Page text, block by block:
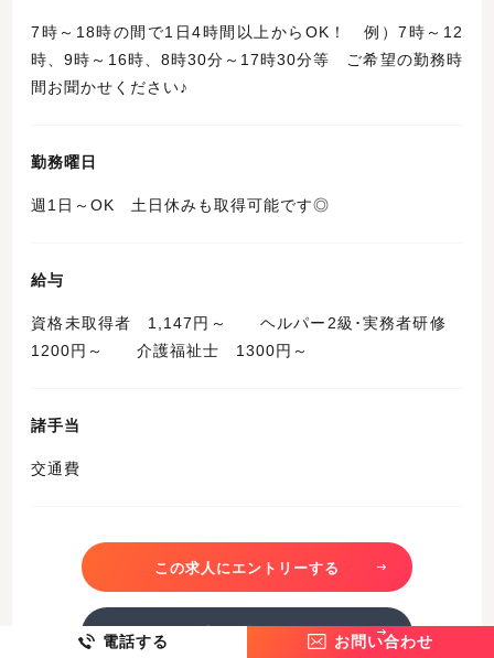
7時～18時の間で1日4時間以上からOK！ 例）7時～12
時、9時～16時、8時30分～17時30分等 ご希望の勤務時
間お聞かせください♪
勤務曜日
週1日～OK 土日休みも取得可能です◎
給与
資格未取得者 1,147円～ ヘルパー2級･実務者研修
1200円～ 介護福祉士 1300円～
諸手当
交通費
この求人にエントリーする
この求人を詳しく見る
電話する お問い合わせ